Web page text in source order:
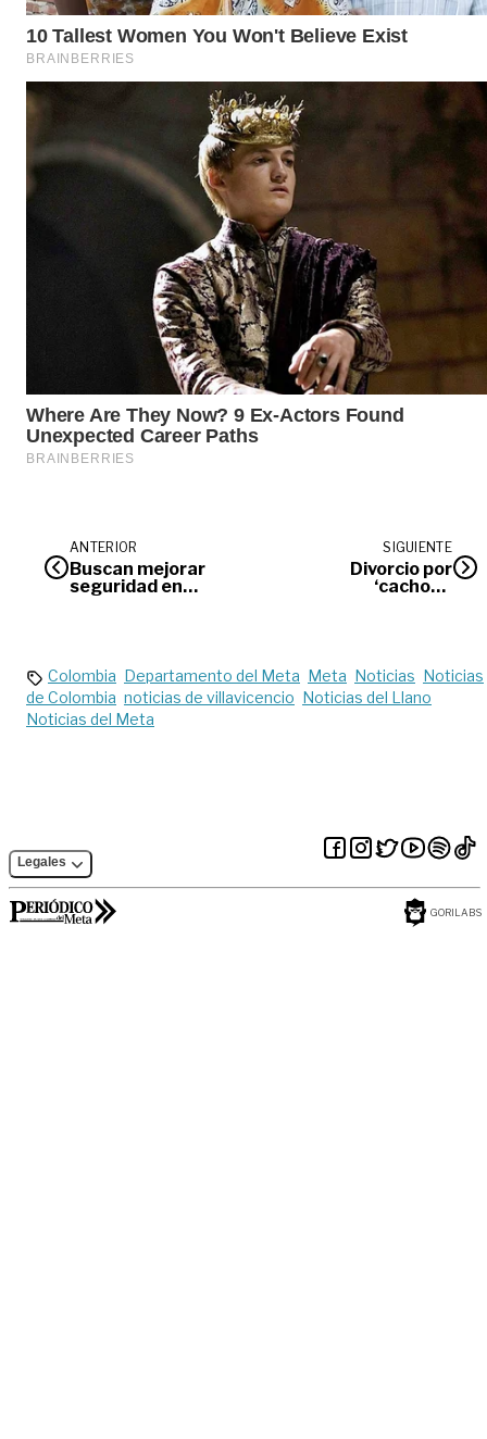
ANTERIOR
Buscan mejorar
seguridad en
SIGUIENTE
Divorcio por
‘cachos’ |
Colombia Departamento del Meta Meta Noticias Noticias
de Colombia noticias de villavicencio Noticias del Llano
Noticias del Meta
Legales
GORILABS